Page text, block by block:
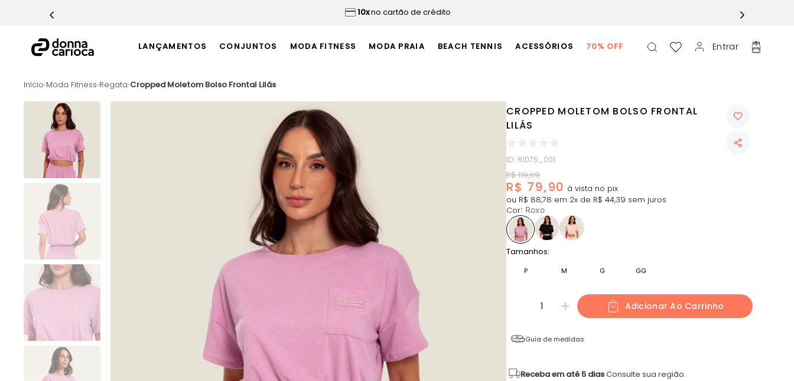
10xno cartão de crédito
LANÇAMENTOS CONJUNTOS MODA FITNESS MODA PRAIA BEACH TENNIS ACESSÓRIOS 70% OFF Entrar
Moda Fitness Regata Cropped Moletom Bolso Frontal Lilás
CROPPED MOLETOM BOLSO FRONTAL
LILÁS
ID: R1075_001
R$ 119,89
R$ 79,90
ou R$ 88,78 em 2x de R$ 44,39 sem juros
Cor: Roxo
Tamanhos:
P M G GG
1 Adicionar Ao Carrinho
Guia de medidas
Receba em até 5 diasConsulte sua região.
TERMOS MAIS BUSCADOS
Macacão
Casaco
Epic Vermelho
Conjunto
Challenge Azul
Ultimate Rosa
Macaquinho